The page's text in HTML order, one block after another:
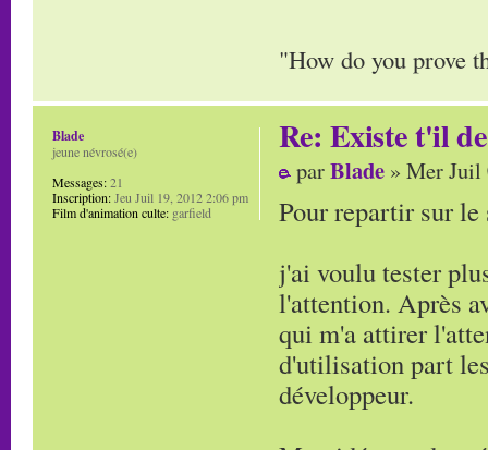
"How do you prove
Re: Existe t'il
parBlade » Mer Juil
Pour repartir sur
j'ai voulu tester
l'attention. Après
qui m'a attirer
d'utilisation part
développeur.
Blade
jeune névrosé(e)
Messages:21
Inscription:Jeu Juil 19, 2012 2:06 pm
Film d'animation culte: garfield